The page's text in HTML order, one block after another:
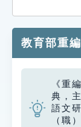
貓頭鷹博士
教育部重
《重
典，
語文
（職